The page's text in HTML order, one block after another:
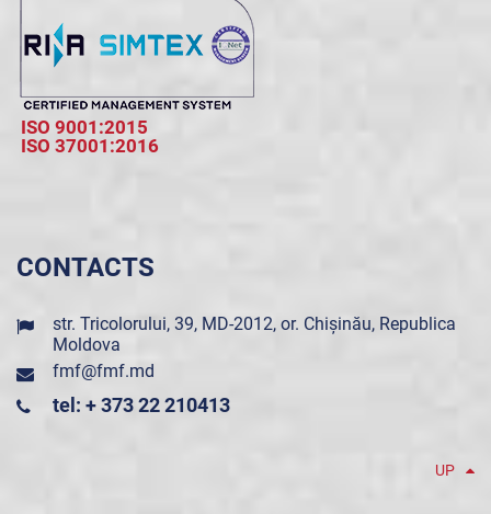
ISO 9001:2015
ISO 37001:2016
CONTACTS
str. Tricolorului, 39, MD-2012, or. Chișinău, Republica
Moldova
fmf@fmf.md
tel: + 373 22 210413
UP